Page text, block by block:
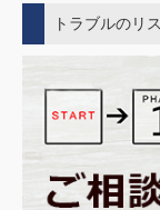
退職勧奨や解雇
未払い残業を発
ワークアウトとは
ジョブディスク
ジョブ型雇用とは
パタハラとは
労働条件の不利
産後パパ育休
トラブルのリ
外国人雇用でト
未払い残業代問
同一労働同一賃
採用トラブルが
解雇トラブルが
育休に絡んだト